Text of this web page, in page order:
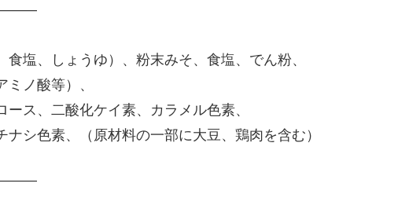
塩、しょうゆ）、粉末みそ、食塩、でん粉、
ノ酸等）、
ス、二酸化ケイ素、カラメル色素、
シ色素、（原材料の一部に大豆、鶏肉を含む）